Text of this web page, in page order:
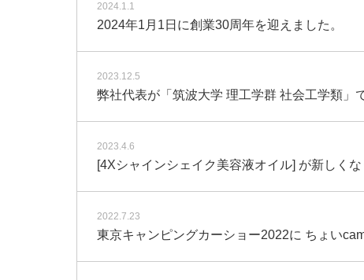
2024.1.1
2024年1月1日に創業30周年を迎えました。
2023.12.5
弊社代表が「筑波大学 理工学群 社会工学類」
2023.4.6
[4Xシャインシェイク美容液オイル] が新しく
2022.7.23
東京キャンピングカーショー2022に ちょい